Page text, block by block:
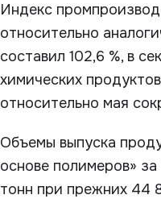
Индекс
относительно
составил 102,6 %, в
химических
относительно мая
Объемы выпуска
основе полимеров»
тонн при прежних 44